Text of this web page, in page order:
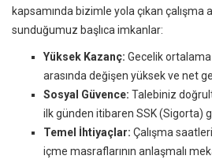
kapsamında bizimle yola çıkan çalışma
sunduğumuz başlıca imkanlar:
Yüksek Kazanç: Gecelik ortalama
arasında değişen yüksek ve net
Sosyal Güvence: Talebiniz
ilk günden itibaren SSK (Sigorta)
Temel İhtiyaçlar: Çalışma
içme masraflarının anlaşmalı